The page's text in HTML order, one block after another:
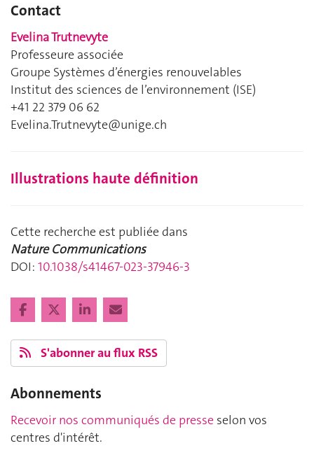
Contact
Evelina Trutnevyte
Professeure associée
Groupe Systèmes d’énergies renouvelables
Institut des sciences de l’environnement (ISE)
+41 22 379 06 62
Evelina.Trutnevyte@unige.ch
Illustrations haute définition
Cette recherche est publiée dans
Nature Communications
DOI: 10.1038/s41467-023-37946-3
S'abonner au flux RSS
Abonnements
Recevoir nos communiqués de presse selon vos
centres d'intérêt.